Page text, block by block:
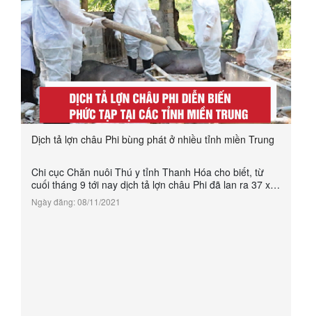
Dịch tả lợn châu Phi bùng phát ở nhiều tỉnh miền Trung
Chi cục Chăn nuôi Thú y tỉnh Thanh Hóa cho biết, từ
cuối tháng 9 tới nay dịch tả lợn châu Phi đã lan ra 37 xã
của 8 huyện. Tổng số lợn phải tiêu hủy hơn 1.900 con,
trên 122.000 kg.
Ngày đăng: 08/11/2021